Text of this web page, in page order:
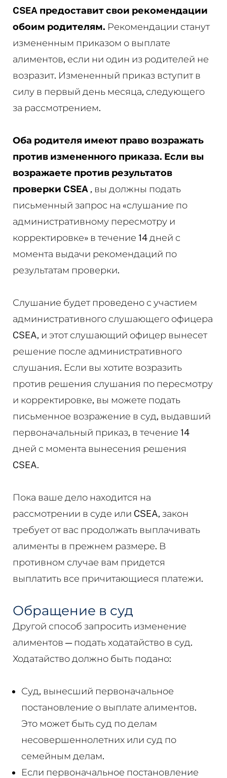
CSEA предоставит свои рекомендации
обоим родителям. Рекомендации станут
измененным приказом о выплате
алиментов, если ни один из родителей не
возразит. Измененный приказ вступит в
силу в первый день месяца, следующего
за рассмотрением.
Оба родителя имеют право возражать
против измененного приказа. Если вы
возражаете против результатов
проверки CSEA , вы должны подать
письменный запрос на «слушание по
административному пересмотру и
корректировке» в течение 14 дней с
момента выдачи рекомендаций по
результатам проверки.
Слушание будет проведено с участием
административного слушающего офицера
CSEA, и этот слушающий офицер вынесет
решение после административного
слушания. Если вы хотите возразить
против решения слушания по пересмотру
и корректировке, вы можете подать
письменное возражение в суд, выдавший
первоначальный приказ, в течение 14
дней с момента вынесения решения
CSEA.
Пока ваше дело находится на
рассмотрении в суде или CSEA, закон
требует от вас продолжать выплачивать
алименты в прежнем размере. В
противном случае вам придется
выплатить все причитающиеся платежи.
Обращение в суд
Другой способ запросить изменение
алиментов — подать ходатайство в суд.
Ходатайство должно быть подано:
Суд, вынесший первоначальное
постановление о выплате алиментов.
Это может быть суд по делам
несовершеннолетних или суд по
семейным делам.
Если первоначальное постановление